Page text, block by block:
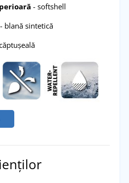
- softshell
- blană sintetică